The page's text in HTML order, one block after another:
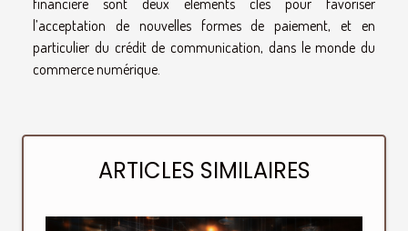
l’acceptation de nouvelles formes de paiement, et en
particulier du crédit de communication, dans le monde du
commerce numérique.
ARTICLES SIMILAIRES